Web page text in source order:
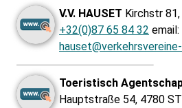
V.V. HAUSET Kirchstr
+32(0)87 65 84 32 email:
Toeristisch
Hauptstraße 54, 4780